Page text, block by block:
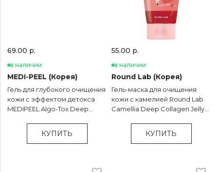
69.00 р.
в наличии
MEDI-PEEL (Корея)
Гель для глубокого очищения
кожи с эффектом детокса
MEDIPEEL Algo-Tox Deep
КУПИТЬ
55.00 р.
в наличии
Round Lab (Корея)
Гель-маска для очищения
кожи c камелией Round Lab
Camellia Deep Collagen Jelly
КУПИТЬ